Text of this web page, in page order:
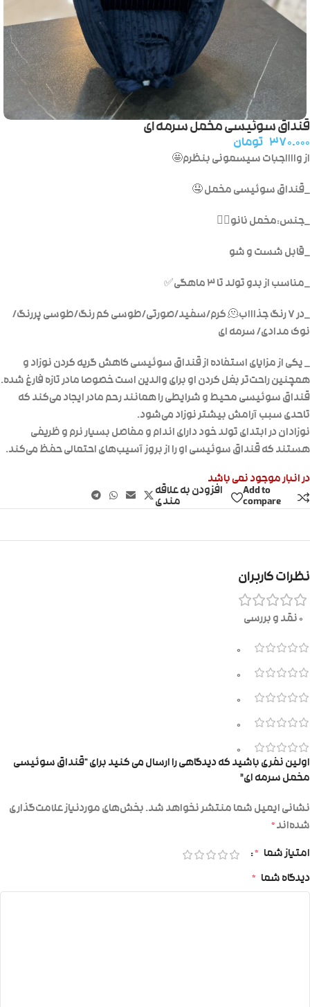
قنداق سوئیسی مخمل سرمه ای
۳۷۰.۰۰۰ تومان
از وااااجبات سیسمونی بنظرم🤩
_قنداق سوئیسی مخمل 🤤
_جنس:مخمل نانو👌🏻
_قابل شست و شو
_مناسب از بدو تولد تا ۳ ماهگی✅
_در ۷ رنگ جذاااب🫠 کرم/سفید/صورتی/طوسی کم رنگ/طوسی پررنگ/
نوک مدادی/ سرمه ای
_ یکی از مزایای استفاده از قنداق سوئیسی کاهش گریه کردن نوزاد و
همچنین راحت‌تر بغل کردن او برای والدین است خصوصا مادر تازه فارغ شده.
قنداق سوئیسی محیط و شرایطی را همانند رحم مادر ایجاد می‌کند که
تاحدی سبب آرامش بیشتر نوزاد می‌شود.
نوزادان در ابتدای تولد خود دارای اندام و مفاصل بسیار نرم و ظریفی
هستند که قنداق سوئیسی او را از بروز آسیب‌های احتمالی حفظ می‌کند.
در انبار موجود نمی باشد
Add to
compare
افزودن به علاقه
مندی
نظرات کاربران
0 نقد و بررسی
0
0
0
0
0
اولین نفری باشید که دیدگاهی را ارسال می کنید برای “قنداق سوئیسی
مخمل سرمه ای”
نشانی ایمیل شما منتشر نخواهد شد.بخش‌های موردنیاز علامت‌گذاری
شده‌اند*
امتیاز شما *
دیدگاه شما *